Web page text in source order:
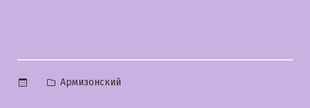
Опубликовано
Армизонский